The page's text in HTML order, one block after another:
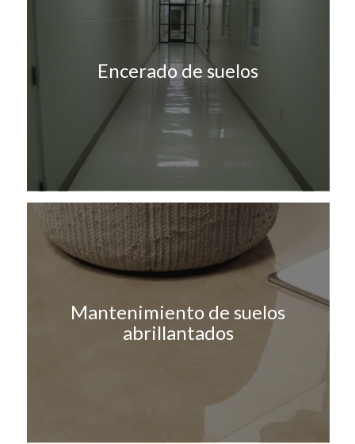
Encerado de suelos
Mantenimiento de suelos
abrillantados